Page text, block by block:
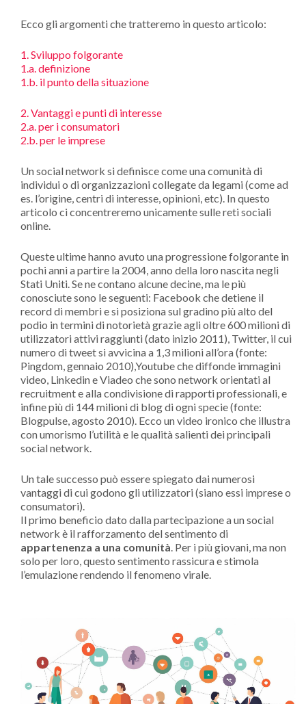
Ecco gli argomenti che tratteremo in questo articolo:
1. Sviluppo folgorante
1.a. definizione
1.b. il punto della situazione
2. Vantaggi e punti di interesse
2.a. per i consumatori
2.b. per le imprese
Un social network si definisce come una comunità di
individui o di organizzazioni collegate da legami (come ad
es. l’origine, centri di interesse, opinioni, etc). In questo
articolo ci concentreremo unicamente sulle reti sociali
online.
Queste ultime hanno avuto una progressione folgorante in
pochi anni a partire la 2004, anno della loro nascita negli
Stati Uniti. Se ne contano alcune decine, ma le più
conosciute sono le seguenti: Facebook che detiene il
record di membri e si posiziona sul gradino più alto del
podio in termini di notorietà grazie agli oltre 600 milioni di
utilizzatori attivi raggiunti (dato inizio 2011), Twitter, il cui
numero di tweet si avvicina a 1,3 milioni all’ora (fonte:
Pingdom, gennaio 2010),Youtube che diffonde immagini
video, Linkedin e Viadeo che sono network orientati al
recruitment e alla condivisione di rapporti professionali, e
infine più di 144 milioni di blog di ogni specie (fonte:
Blogpulse, agosto 2010). Ecco un video ironico che illustra
con umorismo l’utilità e le qualità salienti dei principali
social network.
Un tale successo può essere spiegato dai numerosi
vantaggi di cui godono gli utilizzatori (siano essi imprese o
consumatori).
Il primo beneficio dato dalla partecipazione a un social
network è il rafforzamento del sentimento di
appartenenza a una comunità. Per i più giovani, ma non
solo per loro, questo sentimento rassicura e stimola
l’emulazione rendendo il fenomeno virale.